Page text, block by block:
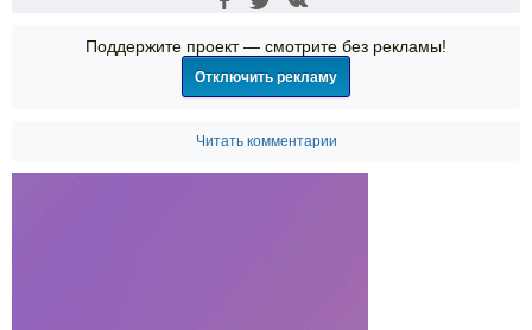
Поддержите проект — смотрите без рекламы!
Отключить рекламу
Читать комментарии